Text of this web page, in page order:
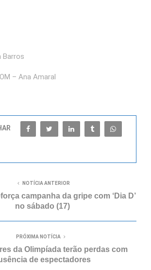
Barros
– Ana Amaral
NOTÍCIA ANTERIOR
campanha da gripe com ‘Dia D’
no sábado (17)
PRÓXIMA NOTÍCIA
da Olimpíada terão perdas com
de espectadores